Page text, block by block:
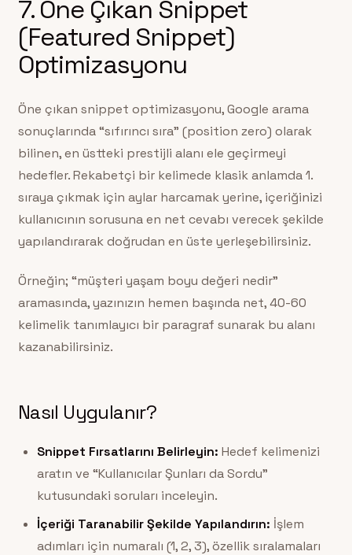
7. Öne Çıkan Snippet
(Featured Snippet)
Optimizasyonu
Öne çıkan snippet optimizasyonu, Google arama
sonuçlarında “sıfırıncı sıra” (position zero) olarak
bilinen, en üstteki prestijli alanı ele geçirmeyi
hedefler. Rekabetçi bir kelimede klasik anlamda 1.
sıraya çıkmak için aylar harcamak yerine, içeriğinizi
kullanıcının sorusuna en net cevabı verecek şekilde
yapılandırarak doğrudan en üste yerleşebilirsiniz.
Örneğin; “müşteri yaşam boyu değeri nedir”
aramasında, yazınızın hemen başında net, 40-60
kelimelik tanımlayıcı bir paragraf sunarak bu alanı
kazanabilirsiniz.
Nasıl Uygulanır?
Snippet Fırsatlarını Belirleyin: Hedef kelimenizi
aratın ve “Kullanıcılar Şunları da Sordu”
kutusundaki soruları inceleyin.
İçeriği Taranabilir Şekilde Yapılandırın: İşlem
adımları için numaralı (1, 2, 3), özellik sıralamaları